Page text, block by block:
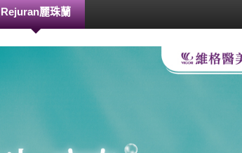
Tone-UP Booster 麗珠蘭PDRN白瓷水光
◆ 調理易反黑易曬黑體質。
Rejuran麗珠蘭